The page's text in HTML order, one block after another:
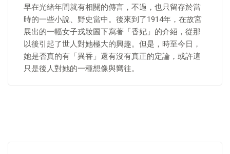
早在光緒年間就有相關的傳言，不過，也只留存於當
時的一些小說、野史當中。後來到了1914年，在故宮
展出的一幅女子戎妝圖下寫著「香妃」的介紹，從那
以後引起了世人對她極大的興趣。但是，時至今日，
她是否真的有「異香」還有沒有真正的定論，或許這
只是後人對她的一種想像與嚮往。